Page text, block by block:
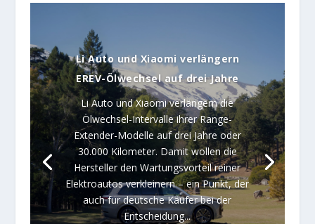
Li Auto und Xiaomi verlängern
EREV-Ölwechsel auf drei Jahre
Li Auto und Xiaomi verlängern die
Ölwechsel-Intervalle ihrer Range-
Extender-Modelle auf drei Jahre oder
30.000 Kilometer. Damit wollen die
Hersteller den Wartungsvorteil reiner
Elektroautos verkleinern – ein Punkt, der
auch für deutsche Käufer bei der
Entscheidung...